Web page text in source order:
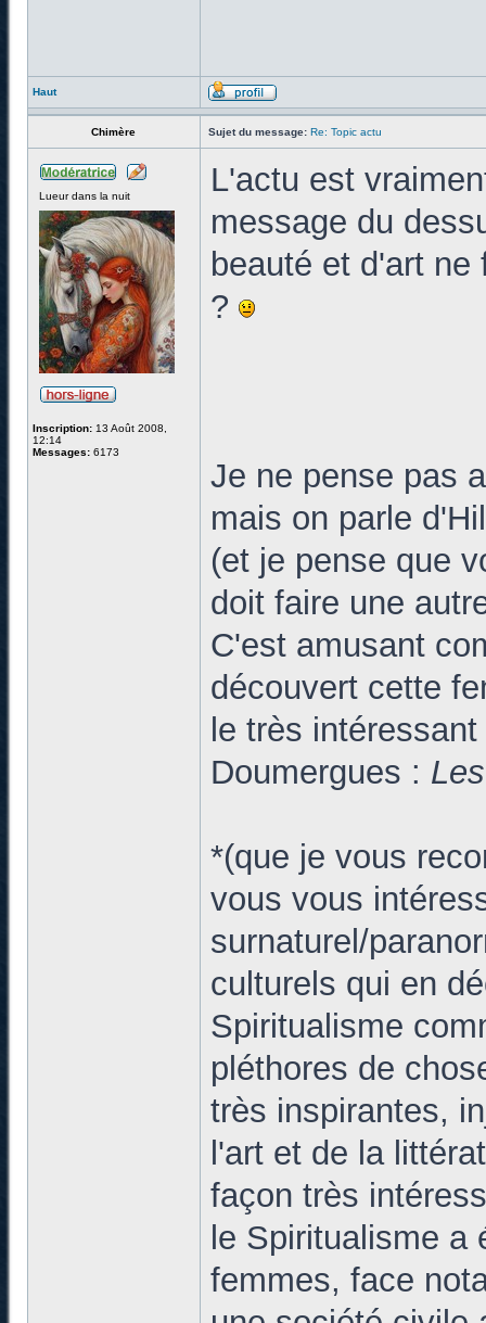
Haut
Chimère Sujet du message: Re: Topic actu
Lueur dans la nuit
Inscription: 13 Août 2008,
12:14
Messages: 6173
L'actu est
message du
beauté et d'art
?
Je ne pense pas
mais on parle
(et je pense que
doit faire une
C'est amusant
découvert cette
le très
Doumergues :
*(que je vous
vous vous
surnaturel/
culturels qui en
Spiritualisme
pléthores de
très inspirantes,
l'art et de la
façon très
le Spiritualisme a
femmes, face